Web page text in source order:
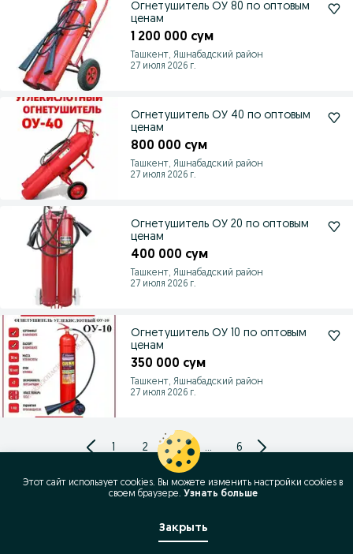
Огнетушитель ОУ 80 по оптовым
ценам
1 200 000 сум
Ташкент, Яшнабадский район
27 июля 2026 г.
Огнетушитель ОУ 40 по оптовым
ценам
800 000 сум
Ташкент, Яшнабадский район
27 июля 2026 г.
Огнетушитель ОУ 20 по оптовым
ценам
400 000 сум
Ташкент, Яшнабадский район
27 июля 2026 г.
Огнетушитель ОУ 10 по оптовым
ценам
350 000 сум
Ташкент, Яшнабадский район
27 июля 2026 г.
1 2 3 ... 6
Этот сайт использует cookies. Вы можете изменить настройки cookies в
своeм браузере. Узнать больше
Закрыть